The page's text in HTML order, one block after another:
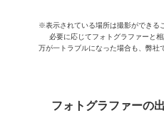
※表示されている場所は撮影ができる
必要に応じてフォトグラファーと
万が一トラブルになった場合も、弊社
フォトグラファーの